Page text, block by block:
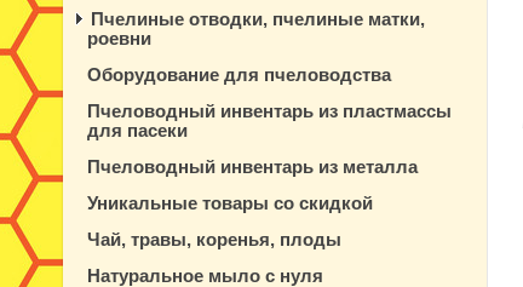
Пчелиные отводки, пчелиные матки,
роевни
Оборудование для пчеловодства
Пчеловодный инвентарь из пластмассы
для пасеки
Пчеловодный инвентарь из металла
Уникальные товары со скидкой
Чай, травы, коренья, плоды
Натуральное мыло с нуля